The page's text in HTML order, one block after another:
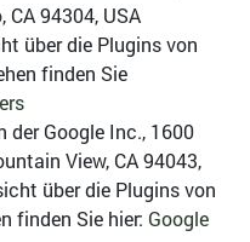
CA 94304, USA
über die Plugins von
finden Sie
der Google Inc., 1600
View, CA 94043,
über die Plugins von
finden Sie hier: Google